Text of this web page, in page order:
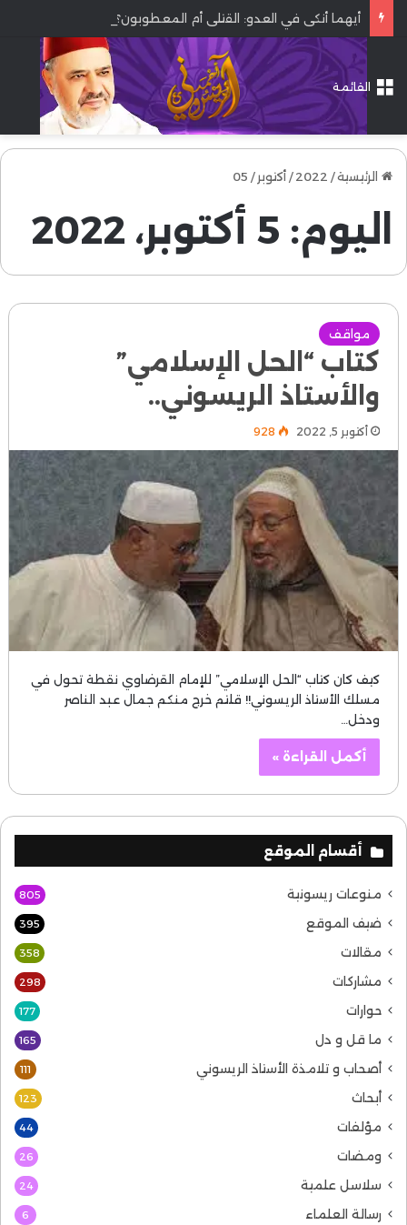
أيهما أنكى في العدو: القتلى أم المعطوبون؟
القائمة
الرئيسية/
2022
/ أكتوبر /
05
اليوم: 5 أكتوبر، 2022
مواقف
كتاب “الحل الإسلامي”
والأستاذ الريسوني..
أكتوبر 5, 2022 928
كيف كان كتاب “الحل الإسلامي” للإمام القرضاوي نقطة تحول في
مسلك الأستاذ الريسوني!! قلتم خرج منكم جمال عبد الناصر
ودخل…
أكمل القراءة »
أقسام الموقع
منوعات ريسونية 805
ضيف الموقع 395
مقالات 358
مشاركات 298
حوارات 177
ما قل و دل 165
أصحاب و تلامذة الأستاذ الريسوني 111
أبحاث 123
مؤلفات 44
ومضات 26
سلاسل علمية 24
رسالة العلماء 6